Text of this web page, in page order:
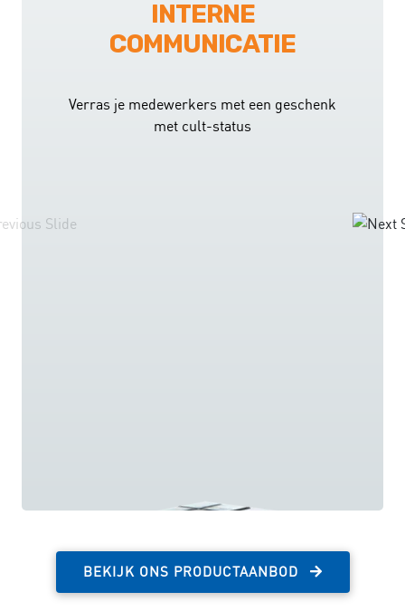
INTERNE
COMMUNICATIE
Verras je medewerkers met een geschenk
met cult-status
BEKIJK ONS PRODUCTAANBOD